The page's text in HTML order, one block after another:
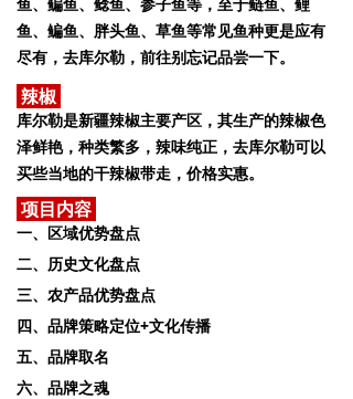
鱼、鳊鱼、胖头鱼、草鱼等常见鱼种更是应有
尽有，去库尔勒，前往别忘记品尝一下。
辣椒
库尔勒是新疆辣椒主要产区，其生产的辣椒色
泽鲜艳，种类繁多，辣味纯正，去库尔勒可以
买些当地的干辣椒带走，价格实惠。
项目内容
一、区域优势盘点
二、历史文化盘点
三、农产品优势盘点
四、品牌策略定位+文化传播
五、品牌取名
六、品牌之魂